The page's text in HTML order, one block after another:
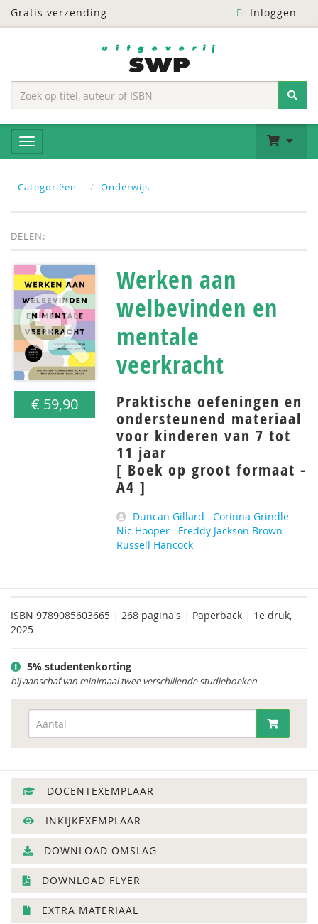
Gratis verzending Inloggen
Categoriëen Onderwijs
DELEN:
€ 59,90
Werken aan
welbevinden en
mentale
veerkracht
Praktische oefeningen en
ondersteunend materiaal
voor kinderen van 7 tot
11 jaar
[ Boek op groot formaat -
A4 ]
Duncan Gillard
Corinna Grindle
Nic Hooper
Freddy Jackson Brown
Russell Hancock
ISBN 9789085603665 268 pagina's Paperback
1e druk,
2025
5% studentenkorting
bij aanschaf van minimaal twee verschillende studieboeken
DOCENTEXEMPLAAR
INKIJKEXEMPLAAR
DOWNLOAD OMSLAG
DOWNLOAD FLYER
EXTRA MATERIAAL